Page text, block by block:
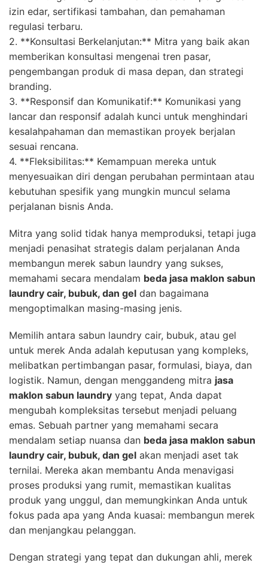
izin edar, sertifikasi tambahan, dan pemahaman
regulasi terbaru.
2. **Konsultasi Berkelanjutan:** Mitra yang baik akan
memberikan konsultasi mengenai tren pasar,
pengembangan produk di masa depan, dan strategi
branding.
3. **Responsif dan Komunikatif:** Komunikasi yang
lancar dan responsif adalah kunci untuk menghindari
kesalahpahaman dan memastikan proyek berjalan
sesuai rencana.
4. **Fleksibilitas:** Kemampuan mereka untuk
menyesuaikan diri dengan perubahan permintaan atau
kebutuhan spesifik yang mungkin muncul selama
perjalanan bisnis Anda.
Mitra yang solid tidak hanya memproduksi, tetapi juga
menjadi penasihat strategis dalam perjalanan Anda
membangun merek sabun laundry yang sukses,
memahami secara mendalam beda jasa maklon sabun
laundry cair, bubuk, dan gel dan bagaimana
mengoptimalkan masing-masing jenis.
Memilih antara sabun laundry cair, bubuk, atau gel
untuk merek Anda adalah keputusan yang kompleks,
melibatkan pertimbangan pasar, formulasi, biaya, dan
logistik. Namun, dengan menggandeng mitra jasa
maklon sabun laundry yang tepat, Anda dapat
mengubah kompleksitas tersebut menjadi peluang
emas. Sebuah partner yang memahami secara
mendalam setiap nuansa dan beda jasa maklon sabun
laundry cair, bubuk, dan gel akan menjadi aset tak
ternilai. Mereka akan membantu Anda menavigasi
proses produksi yang rumit, memastikan kualitas
produk yang unggul, dan memungkinkan Anda untuk
fokus pada apa yang Anda kuasai: membangun merek
dan menjangkau pelanggan.
Dengan strategi yang tepat dan dukungan ahli, merek